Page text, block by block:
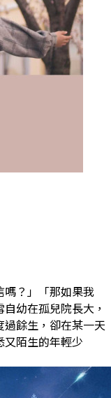
嗎？」「那如果我
幼在孤兒院長大，
過餘生，卻在某一天
又陌生的年輕少